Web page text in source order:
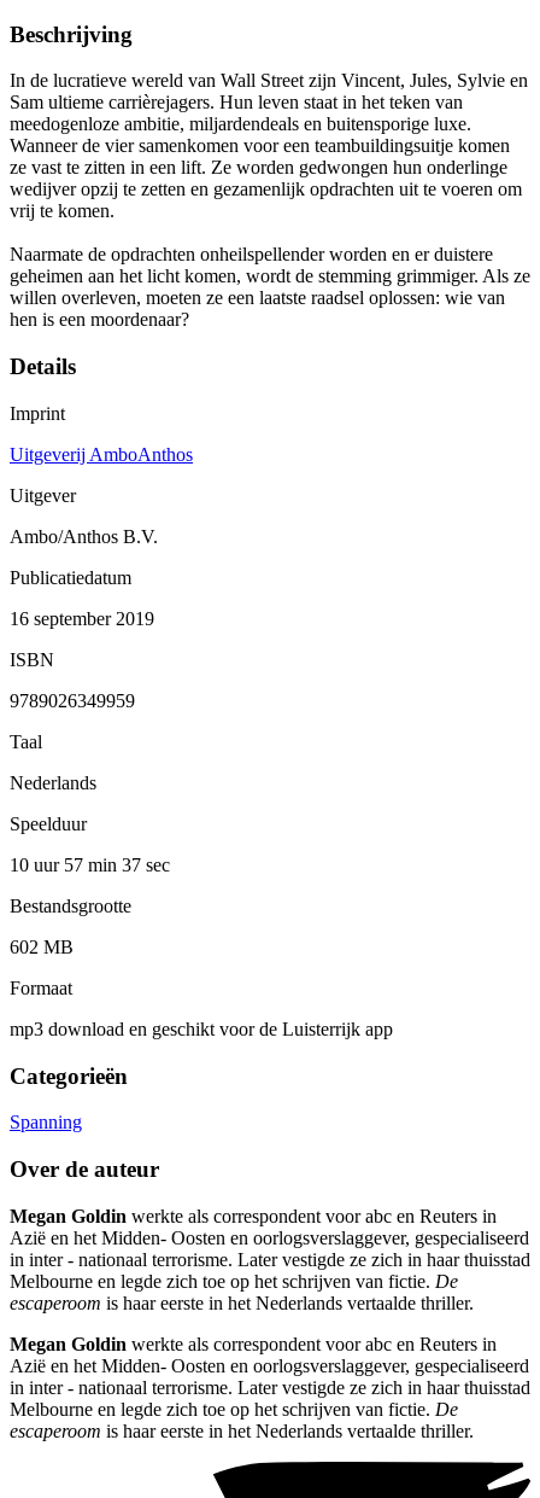
Beschrijving
In de lucratieve wereld van Wall Street zijn Vincent, Jules, Sylvie en
Sam ultieme carrièrejagers. Hun leven staat in het teken van
meedogenloze ambitie, miljardendeals en buitensporige luxe.
Wanneer de vier samenkomen voor een teambuildingsuitje komen
ze vast te zitten in een lift. Ze worden gedwongen hun onderlinge
wedijver opzij te zetten en gezamenlijk opdrachten uit te voeren om
vrij te komen.
Naarmate de opdrachten onheilspellender worden en er duistere
geheimen aan het licht komen, wordt de stemming grimmiger. Als ze
willen overleven, moeten ze een laatste raadsel oplossen: wie van
hen is een moordenaar?
Details
Imprint
Uitgeverij AmboAnthos
Uitgever
Ambo/Anthos B.V.
Publicatiedatum
16 september 2019
ISBN
9789026349959
Taal
Nederlands
Speelduur
10 uur 57 min 37 sec
Bestandsgrootte
602 MB
Formaat
mp3 download en geschikt voor de Luisterrijk app
Categorieën
Spanning
Over de auteur
Megan Goldin werkte als correspondent voor abc en Reuters in
Azië en het Midden- Oosten en oorlogsverslaggever, gespecialiseerd
in inter - nationaal terrorisme. Later vestigde ze zich in haar thuisstad
Melbourne en legde zich toe op het schrijven van fictie. De
escaperoom is haar eerste in het Nederlands vertaalde thriller.
Megan Goldin werkte als correspondent voor abc en Reuters in
Azië en het Midden- Oosten en oorlogsverslaggever, gespecialiseerd
in inter - nationaal terrorisme. Later vestigde ze zich in haar thuisstad
Melbourne en legde zich toe op het schrijven van fictie. De
escaperoom is haar eerste in het Nederlands vertaalde thriller.